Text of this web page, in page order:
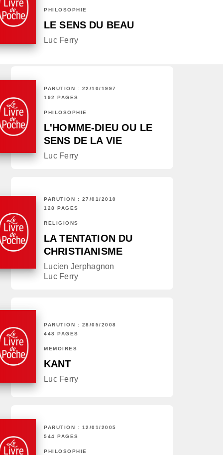
PHILOSOPHIE
LE SENS DU BEAU
Luc Ferry
PARUTION : 22/10/1997
192 PAGES
PHILOSOPHIE
L'HOMME-DIEU OU LE
SENS DE LA VIE
Luc Ferry
PARUTION : 27/01/2010
128 PAGES
RELIGIONS
LA TENTATION DU
CHRISTIANISME
Lucien Jerphagnon
Luc Ferry
PARUTION : 28/05/2008
448 PAGES
MÉMOIRES
KANT
Luc Ferry
PARUTION : 12/01/2005
544 PAGES
PHILOSOPHIE